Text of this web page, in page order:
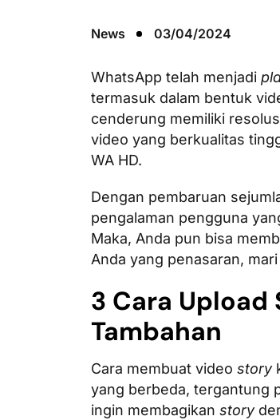
News 03/04/2024
WhatsApp telah menjadi
termasuk dalam bentuk
cenderung memiliki
video yang berkualitas
WA HD.
Dengan pembaruan
pengalaman pengguna
Maka, Anda pun bisa
Anda yang penasaran,
3 Cara Upload
Tambahan
Cara membuat video story
yang berbeda, tergantung
ingin membagikan story